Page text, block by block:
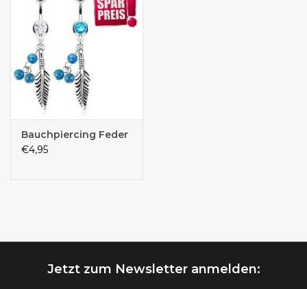
Bauchpiercing Feder
€4,95
Jetzt zum Newsletter anmelden: